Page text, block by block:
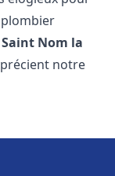
Saint Nom la
notre